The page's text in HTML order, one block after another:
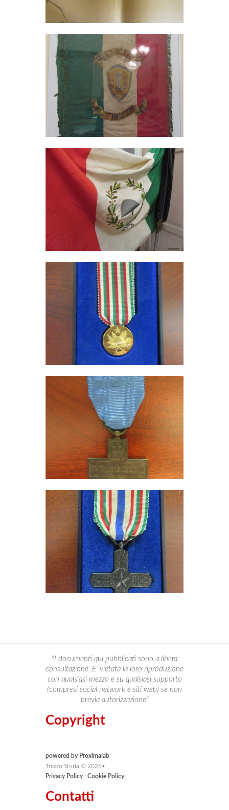
"I documenti qui pubblicati sono a libera
consultazione. E' vietata la loro riproduzione
con qualsiasi mezzo e su qualsiasi supporto
(compresi social network e siti web) se non
previa autorizzazione"
Copyright
powered by Proximalab
Trezzo Storia © 2026•
Privacy Policy
Cookie Policy
Contatti